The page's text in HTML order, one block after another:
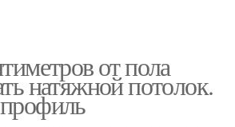
от пола
натяжной потолок.